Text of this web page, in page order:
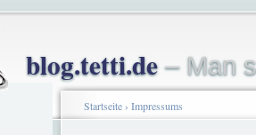
blog.tetti.de– Man
Startseite› Impressums